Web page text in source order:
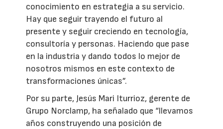
conocimiento en estrategia a su servicio.
Hay que seguir trayendo el futuro al
presente y seguir creciendo en tecnología,
consultoría y personas. Haciendo que pase
en la industria y dando todos lo mejor de
nosotros mismos en este contexto de
transformaciones únicas”.
Por su parte, Jesús Mari Iturrioz, gerente de
Grupo Norclamp, ha señalado que “llevamos
años construyendo una posición de